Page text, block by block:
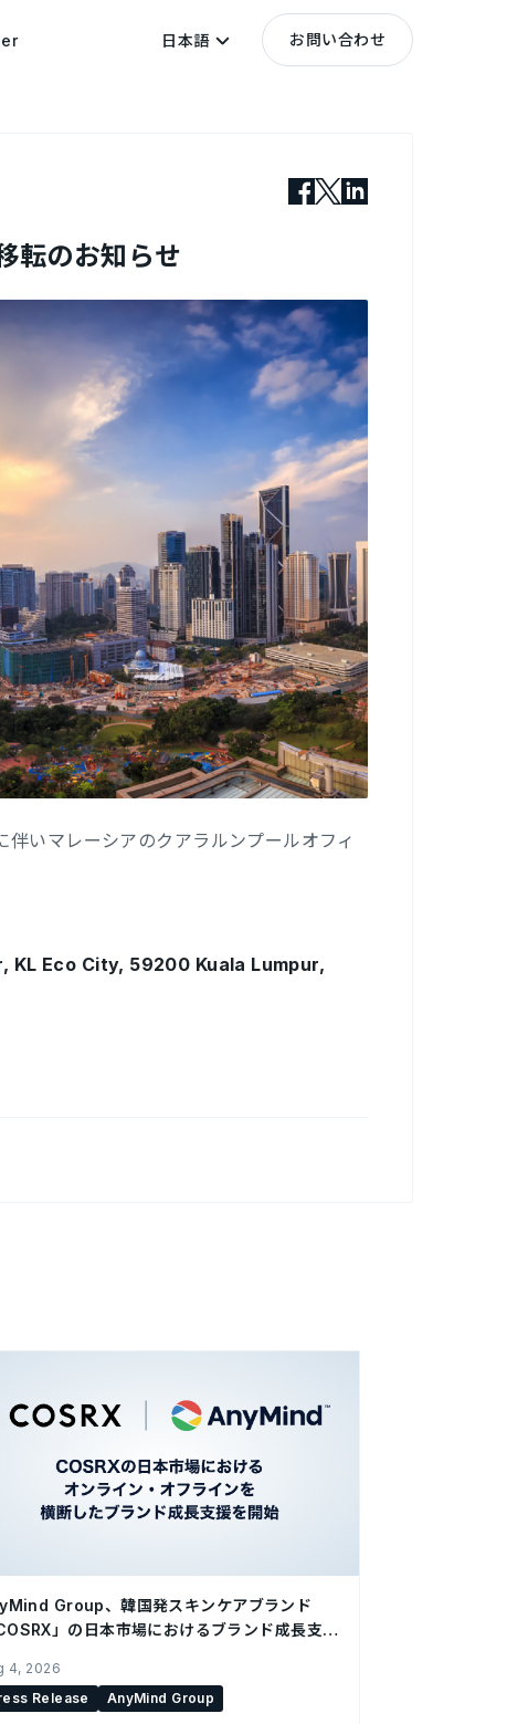
日本語 お問い合わせ
転のお知らせ
いマレーシアのクアラルンプールオフィ
Eco City, 59200 Kuala Lumpur,
Group、韓国発スキンケアブランド
COSRX」の日本市場におけるブランド成長支援
4, 2026
Release
AnyMind Group